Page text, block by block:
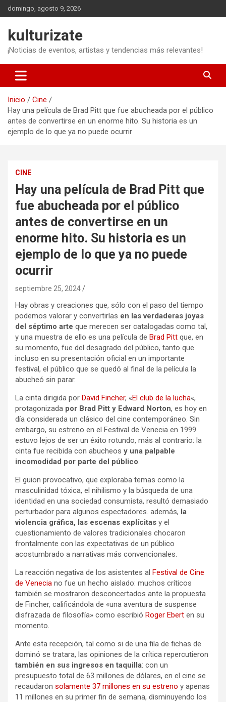
Saltar
al
domingo, agosto 9, 2026
kulturizate
¡Noticias de eventos, artistas y tendencias más relevantes!
Inicio
Cine
Hay una película de Brad Pitt que fue abucheada por el público
antes de convertirse en un enorme hito. Su historia es un
ejemplo de lo que ya no puede ocurrir
CINE
Hay una película de Brad Pitt que
fue abucheada por el público
antes de convertirse en un
enorme hito. Su historia es un
ejemplo de lo que ya no puede
ocurrir
septiembre 25, 2024
Hay obras y creaciones que, sólo con el paso del tiempo
podemos valorar y convertirlas en las verdaderas joyas
del séptimo arte que merecen ser catalogadas como tal,
y una muestra de ello es una película de Brad Pitt que, en
su momento, fue del desagrado del público, tanto que
incluso en su presentación oficial en un importante
festival, el público que se quedó al final de la película la
abucheó sin parar.
La cinta dirigida por David Fincher, «El club de la lucha«,
protagonizada por Brad Pitt y Edward Norton, es hoy en
día considerada un clásico del cine contemporáneo. Sin
embargo, su estreno en el Festival de Venecia en 1999
estuvo lejos de ser un éxito rotundo, más al contrario: la
cinta fue recibida con abucheos y una palpable
incomodidad por parte del público.
El guion provocativo, que exploraba temas como la
masculinidad tóxica, el nihilismo y la búsqueda de una
identidad en una sociedad consumista, resultó demasiado
perturbador para algunos espectadores. además, la
violencia gráfica, las escenas explícitas y el
cuestionamiento de valores tradicionales chocaron
frontalmente con las expectativas de un público
acostumbrado a narrativas más convencionales.
La reacción negativa de los asistentes al Festival de Cine
de Venecia no fue un hecho aislado: muchos críticos
también se mostraron desconcertados ante la propuesta
de Fincher, calificándola de «una aventura de suspense
disfrazada de filosofía» como escribió Roger Ebert en su
momento.
Ante esta recepción, tal como si de una fila de fichas de
dominó se tratara, las opiniones de la crítica repercutieron
también en sus ingresos en taquilla: con un
presupuesto total de 63 millones de dólares, en el cine se
recaudaron solamente 37 millones en su estreno y apenas
11 millones en su primer fin de semana, disminuyendo los